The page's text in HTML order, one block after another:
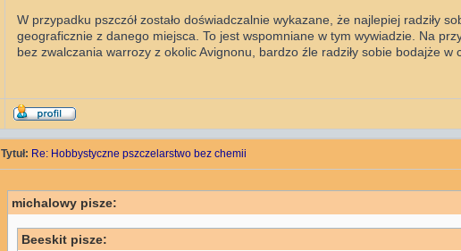
W przypadku pszczół zostało doświadczalnie wykazane, że najlepiej radziły
geograficznie z danego miejsca. To jest wspomniane w tym wywiadzie. Na
bez zwalczania warrozy z okolic Avignonu, bardzo źle radziły sobie bodajże w
Tytuł: Re: Hobbystyczne pszczelarstwo bez chemii
michalowy pisze:
Beeskit pisze: